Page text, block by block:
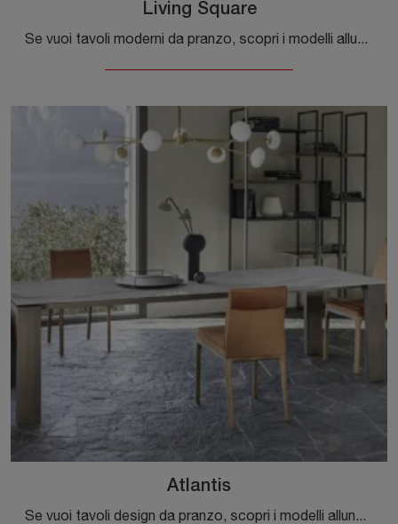
Living Square
Se vuoi tavoli moderni da pranzo, scopri i modelli allungabili di Riflessi: clicca e scopri il modello Living Square in ceramica.
Atlantis
Se vuoi tavoli design da pranzo, scopri i modelli allungabili di Riflessi: clicca e scopri il modello Atlantis in ceramica.